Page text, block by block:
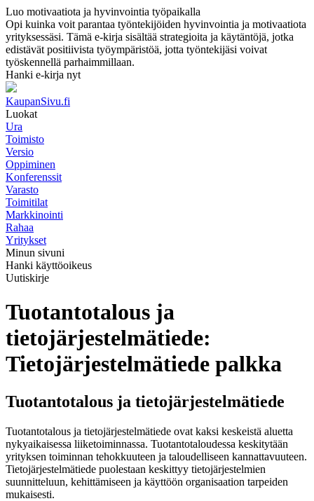
Luo motivaatiota ja hyvinvointia työpaikalla
Opi kuinka voit parantaa työntekijöiden hyvinvointia ja motivaatiota
yrityksessäsi. Tämä e-kirja sisältää strategioita ja käytäntöjä, jotka
edistävät positiivista työympäristöä, jotta työntekijäsi voivat
työskennellä parhaimmillaan.
Hanki e-kirja nyt
KaupanSivu.fi
Luokat
Ura
Toimisto
Versio
Oppiminen
Konferenssit
Varasto
Toimitilat
Markkinointi
Rahaa
Yritykset
Minun sivuni
Hanki käyttöoikeus
Uutiskirje
Tuotantotalous ja
tietojärjestelmätiede:
Tietojärjestelmätiede palkka
Tuotantotalous ja tietojärjestelmätiede
Tuotantotalous ja tietojärjestelmätiede ovat kaksi keskeistä aluetta
nykyaikaisessa liiketoiminnassa. Tuotantotaloudessa keskitytään
yrityksen toiminnan tehokkuuteen ja taloudelliseen kannattavuuteen.
Tietojärjestelmätiede puolestaan keskittyy tietojärjestelmien
suunnitteluun, kehittämiseen ja käyttöön organisaation tarpeiden
mukaisesti.